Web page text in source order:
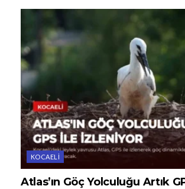
KOCAELI
Atlas’ın Göç Yolculuğu Artık